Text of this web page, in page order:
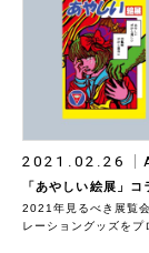
2021.02.26
「あやしい絵展」
2021年見るべき展覧